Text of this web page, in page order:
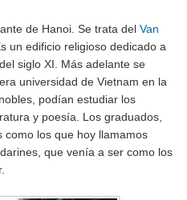
de Hanoi. Se trata del Van
un edificio religioso dedicado a
siglo XI. Más adelante se
universidad de Vietnam en la
podían estudiar los
y poesía. Los graduados,
como los que hoy llamamos
que venía a ser como los